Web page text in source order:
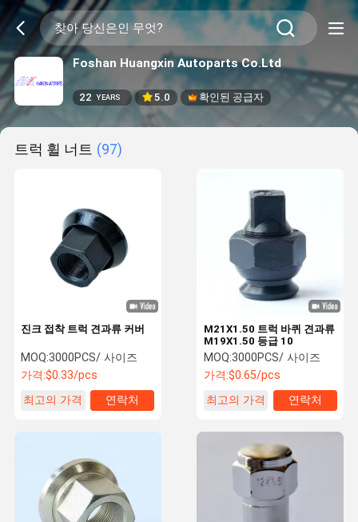
Foshan Huangxin Autoparts Co.Ltd
22 YEARS 5.0 확인된 공급자
트럭 휠 너트 (97)
진크 접착 트럭 견과류 커버
MOQ:3000PCS/ 사이즈
가격:$0.33/pcs
최고의 가격
연락처
M21X1.50 트럭 바퀴 견과류
M19X1.50 등급 10
MOQ:3000PCS/ 사이즈
가격:$0.65/pcs
최고의 가격
연락처